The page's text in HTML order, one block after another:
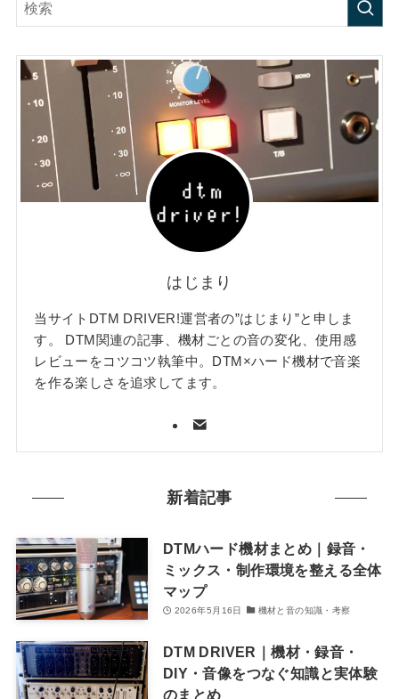
はじまり
当サイトDTM DRIVER!運営者の”はじまり”と申しま
す。 DTM関連の記事、機材ごとの音の変化、使用感
レビューをコツコツ執筆中。DTM×ハード機材で音楽
を作る楽しさを追求してます。
新着記事
DTMハード機材まとめ｜録音・
ミックス・制作環境を整える全体
マップ
2026年5月16日 機材と音の知識・考察
DTM DRIVER｜機材・録音・
DIY・音像をつなぐ知識と実体験
のまとめ